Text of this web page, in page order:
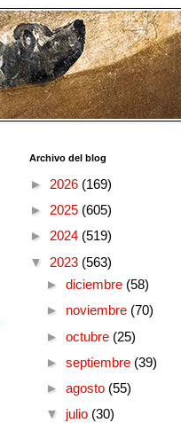
Archivo del blog
► 2026 (169)
► 2025 (605)
► 2024 (519)
▼ 2023 (563)
► diciembre (58)
► noviembre (70)
► octubre (25)
► septiembre (39)
► agosto (55)
▼ julio (30)